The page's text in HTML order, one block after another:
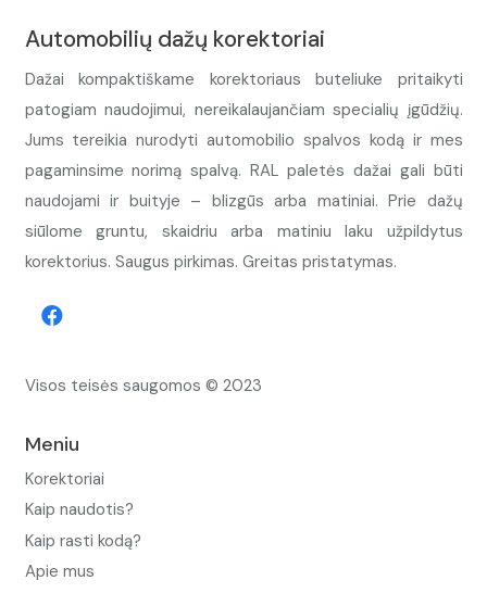
Automobilių dažų korektoriai
Dažai kompaktiškame korektoriaus buteliuke pritaikyti
patogiam naudojimui, nereikalaujančiam specialių įgūdžių.
Jums tereikia nurodyti automobilio spalvos kodą ir mes
pagaminsime norimą spalvą. RAL paletės dažai gali būti
naudojami ir buityje – blizgūs arba matiniai. Prie dažų
siūlome gruntu, skaidriu arba matiniu laku užpildytus
korektorius. Saugus pirkimas. Greitas pristatymas.
Visos teisės saugomos © 2023
Meniu
Korektoriai
Kaip naudotis?
Kaip rasti kodą?
Apie mus